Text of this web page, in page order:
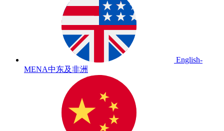
English-
MENA中东及非洲